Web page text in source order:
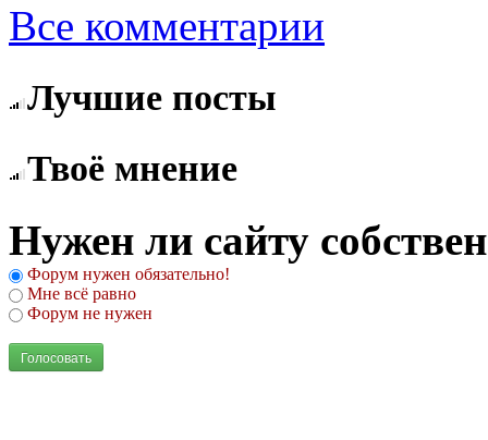
Все комментарии
Лучшие посты
Твоё мнение
Нужен ли сайту
Форум нужен обязательно!
Мне всё равно
Форум не нужен
Голосовать